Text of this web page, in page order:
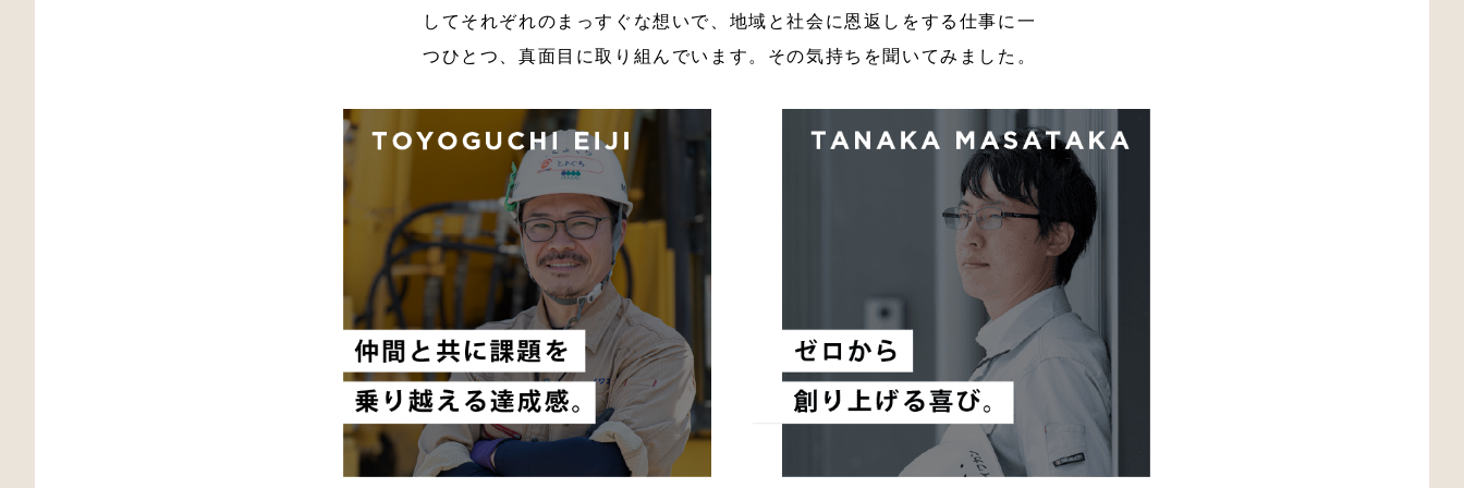
してそれぞれのまっすぐな想いで、地域と社会に恩返しをする仕事に一
つひとつ、真面目に取り組んでいます。その気持ちを聞いてみました。